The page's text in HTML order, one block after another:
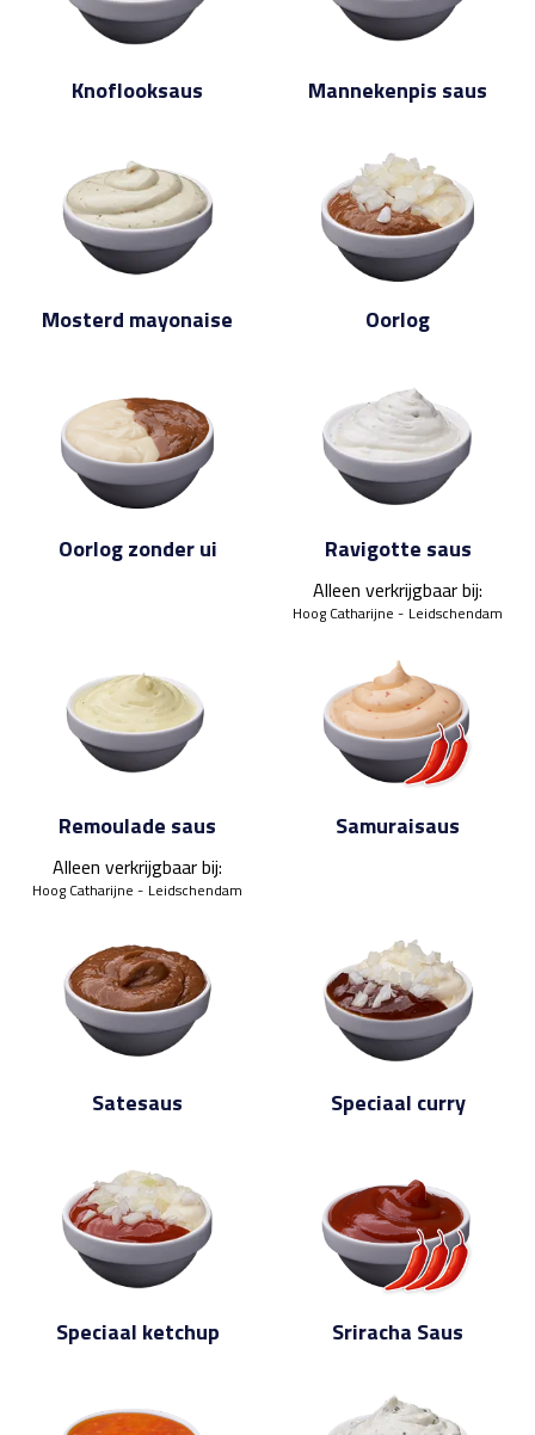
Knoflooksaus Mannekenpis saus
Mosterd mayonaise Oorlog
Oorlog zonder ui Ravigotte saus
Alleen verkrijgbaar bij:
Hoog Catharijne Leidschendam
Remoulade saus
Alleen verkrijgbaar bij:
Hoog Catharijne Leidschendam
Samuraisaus
Satesaus Speciaal curry
Speciaal ketchup Sriracha Saus